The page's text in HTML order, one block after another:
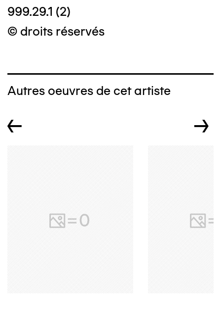
999.29.1 (2)
© droits réservés
Autres oeuvres de cet artiste
← →